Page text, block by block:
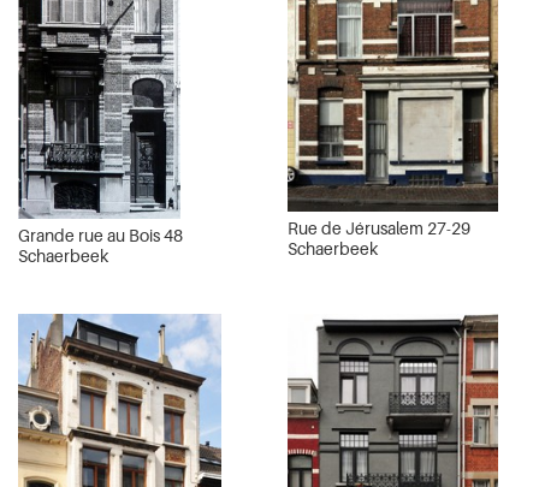
Grande rue au Bois 48
Schaerbeek
Rue de Jérusalem 27-29
Schaerbeek